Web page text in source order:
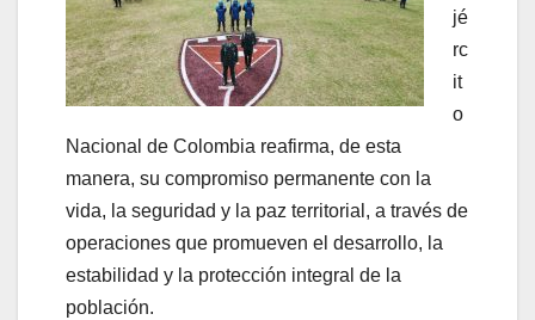
jé
rc
it
o
Nacional de Colombia reafirma, de esta
manera, su compromiso permanente con la
vida, la seguridad y la paz territorial, a través de
operaciones que promueven el desarrollo, la
estabilidad y la protección integral de la
población.